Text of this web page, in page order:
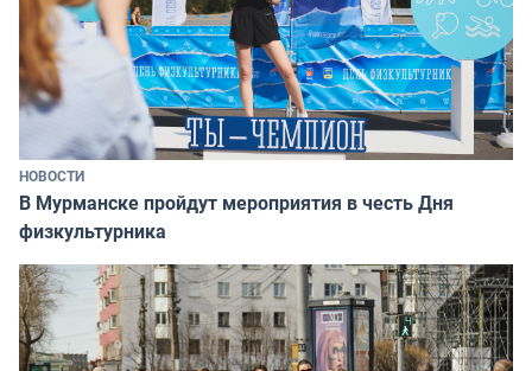
НОВОСТИ
В Мурманске пройдут мероприятия в честь Дня
физкультурника